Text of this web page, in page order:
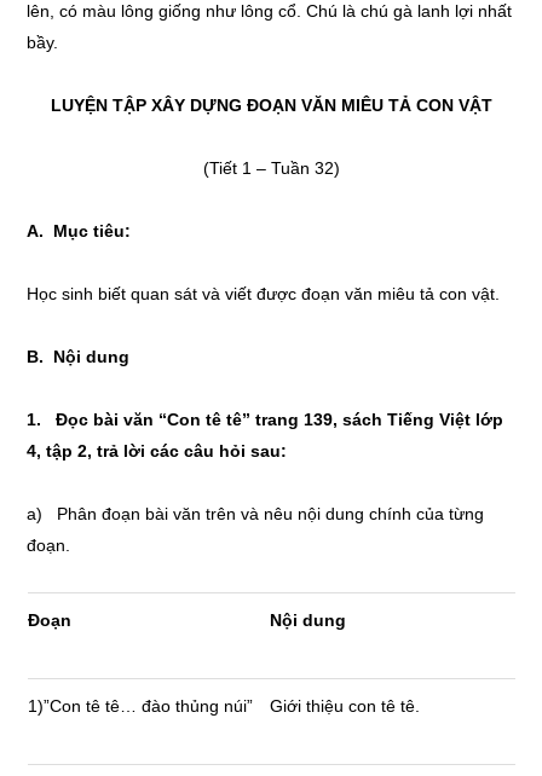
lên, có màu lông giống như lông cổ. Chú là chú gà lanh lợi nhất
bầy.
LUYỆN TẬP XÂY DỰNG ĐOẠN VĂN MIÊU TẢ CON VẬT
(Tiết 1 – Tuần 32)
A. Mục tiêu:
Học sinh biết quan sát và viết được đoạn văn miêu tả con vật.
B. Nội dung
1. Đọc bài văn “Con tê tê” trang 139, sách Tiếng Việt lớp
4, tập 2, trả lời các câu hỏi sau:
a) Phân đoạn bài văn trên và nêu nội dung chính của từng
đoạn.
Đoạn Nội dung
1)”Con tê tê… đào thủng núi” Giới thiệu con tê tê.